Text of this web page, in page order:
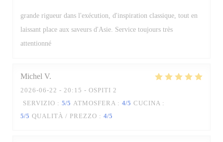
grande rigueur dans l'exécution, d'inspiration classique, tout en
laissant place aux saveurs d'Asie. Service toujours très
attentionné
Michel V
2026-06-22 - 20:15 - OSPITI 2
SERVIZIO : 5/5 ATMOSFERA : 4/5 CUCINA :
5/5 QUALITÀ / PREZZO : 4/5